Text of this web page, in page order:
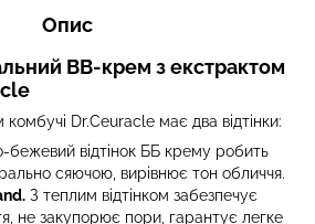
Опис
ВВ-крем з екстрактом
Dr.Ceuracle має два відтінки:
бежевий відтінок ББ крему робить
сяючою, вирівнює тон обличчя.
З теплим відтінком забезпечує
не закупорює пори, гарантує легке